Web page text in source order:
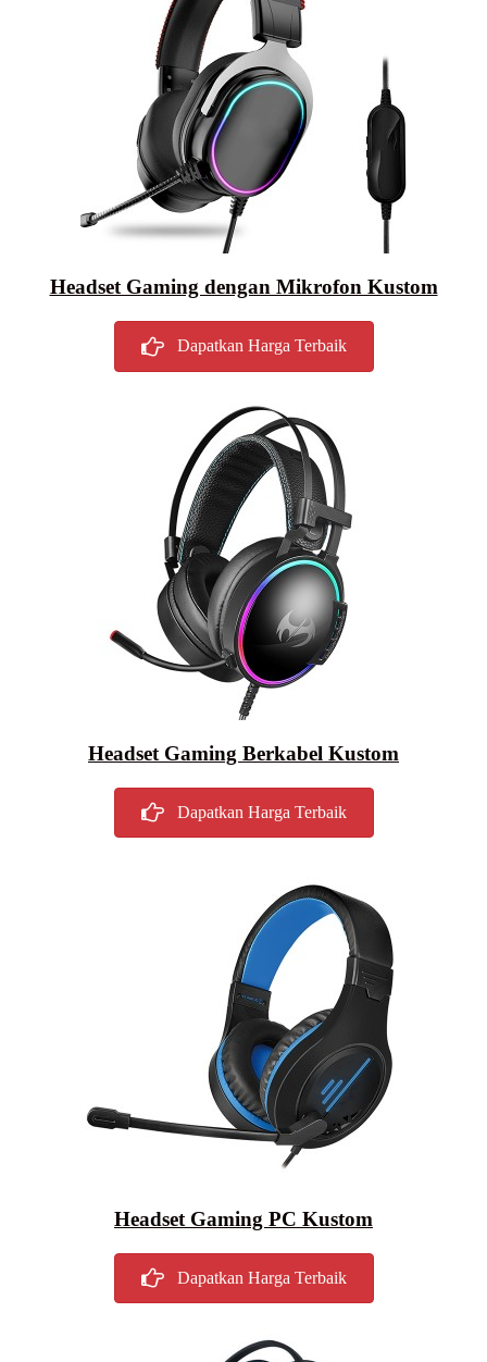
Headset Gaming dengan Mikrofon Kustom
Dapatkan Harga Terbaik
Headset Gaming Berkabel Kustom
Dapatkan Harga Terbaik
Headset Gaming PC Kustom
Dapatkan Harga Terbaik